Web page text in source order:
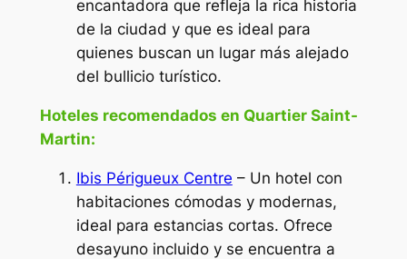
encantadora que refleja la rica historia
de la ciudad y que es ideal para
quienes buscan un lugar más alejado
del bullicio turístico.
Hoteles recomendados en Quartier Saint-
Martin:
Ibis Périgueux Centre – Un hotel con
habitaciones cómodas y modernas,
ideal para estancias cortas. Ofrece
desayuno incluido y se encuentra a